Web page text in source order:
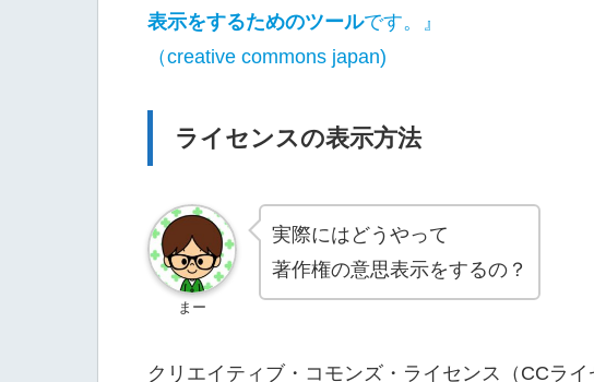
表示をするためのツールです。』
（creative commons japan)
ライセンスの表示方法
まー
実際にはどうやって
著作権の意思表示をするの？
クリエイティブ・コモンズ・ライセンス（CCラ